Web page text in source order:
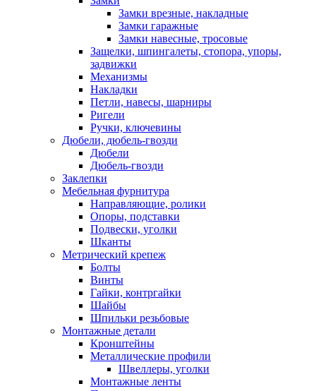
Замки врезные, накладные
Замки гаражные
Замки навесные, тросовые
Защелки, шпингалеты, стопора, упоры,
задвижки
Механизмы
Накладки
Петли, навесы, шарниры
Ригели
Ручки, ключевины
Дюбели, дюбель-гвозди
Дюбели
Дюбель-гвозди
Заклепки
Мебельная фурнитура
Направляющие, ролики
Опоры, подставки
Подвески, уголки
Шканты
Метрический крепеж
Болты
Винты
Гайки, контргайки
Шайбы
Шпильки резьбовые
Монтажные детали
Кронштейны
Металлические профили
Швеллеры, уголки
Монтажные ленты